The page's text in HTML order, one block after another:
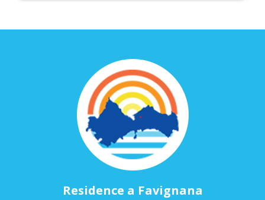
Residence a Favignana